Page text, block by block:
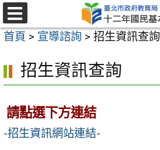
跳
至
主
內
區
選
單
首頁 > 宣導諮詢 > 招生資訊查詢
招生資訊查詢
請點選下方連結
-招生資訊網站連結-